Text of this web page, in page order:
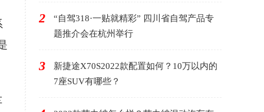
2
“自驾318·一贴就精彩” 四川省自驾产品专
题推介会在杭州举行
3
新捷途X70S2022款配置如何？10万以内的
7座SUV有哪些？